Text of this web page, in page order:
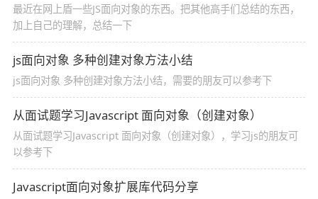
最近在网上盾一些JS面向对象的东西。把其他高手们总结的东西，
加上自己的理解，总结一下
js面向对象 多种创建对象方法小结
js面向对象 多种创建对象方法小结，需要的朋友可以参考下
从面试题学习Javascript 面向对象（创建对象）
从面试题学习Javascript 面向对象（创建对象），学习js的朋友可
以参考下
Javascript面向对象扩展库代码分享